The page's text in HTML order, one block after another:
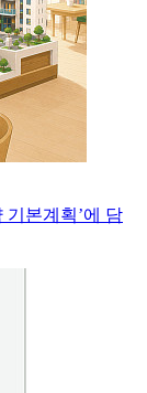
기본계획’에 담